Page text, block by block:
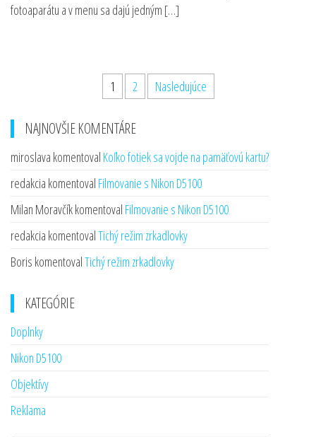
fotoaparátu a v menu sa dajú jedným […]
Stránkovanie1 2 Nasledujúce
NAJNOVŠIE KOMENTÁRE
miroslava komentoval Koľko fotiek sa vojde na pamäťovú kartu?
redakcia komentoval Filmovanie s Nikon D5100
Milan Moravčíkkomentoval Filmovanie s Nikon D5100
redakcia komentovalTichý režim zrkadlovky
Boris komentovalTichý režim zrkadlovky
KATEGÓRIE
Doplnky
Nikon D5100
Objektívy
Reklama